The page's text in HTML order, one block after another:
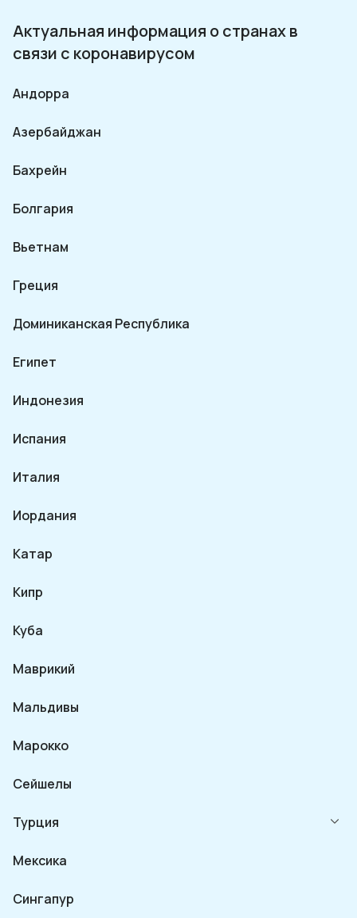
Актуальная информация о странах в
связи с коронавирусом
Андорра
Азербайджан
Бахрейн
Болгария
Вьетнам
Греция
Доминиканская Республика
Египет
Индонезия
Испания
Италия
Иордания
Катар
Кипр
Куба
Маврикий
Мальдивы
Марокко
Сейшелы
Турция
Мексика
Сингапур